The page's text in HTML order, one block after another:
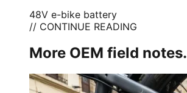
48V e-bike battery
// CONTINUE READING
More OEM field notes.